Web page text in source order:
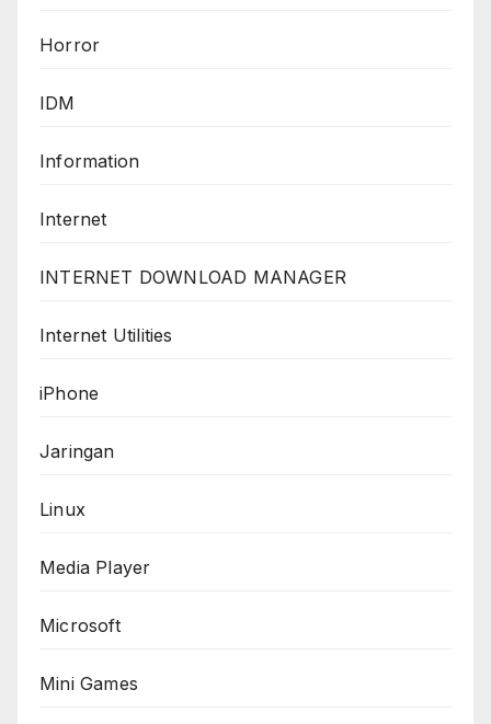
Horror
IDM
Information
Internet
INTERNET DOWNLOAD MANAGER
Internet Utilities
iPhone
Jaringan
Linux
Media Player
Microsoft
Mini Games